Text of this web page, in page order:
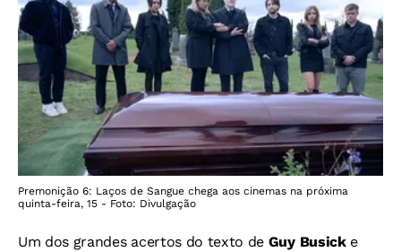
Premonição 6: Laços de Sangue chega aos cinemas na próxima
quinta-feira, 15 - Foto: Divulgação
Um dos grandes acertos do texto de Guy Busicke